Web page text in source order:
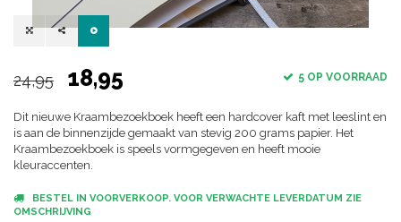
24,95 18,95 5 OP VOORRAAD
Dit nieuwe Kraambezoekboek heeft een hardcover kaft met leeslint en
is aan de binnenzijde gemaakt van stevig 200 grams papier. Het
Kraambezoekboek is speels vormgegeven en heeft mooie
kleuraccenten.
BESTEL IN VOORVERKOOP. VOOR VERWACHTE LEVERDATUM ZIE
OMSCHRIJVING